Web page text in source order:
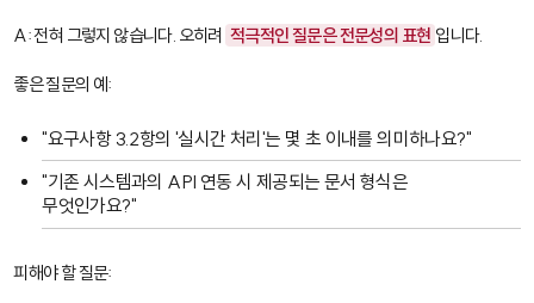
A: 전혀 그렇지 않습니다. 오히려 적극적인 질문은 전문성의 표현 입니다.
좋은 질문의 예:
"요구사항 3.2항의 '실시간 처리'는 몇 초 이내를 의미하나요?"
"기존 시스템과의 API 연동 시 제공되는 문서 형식은
무엇인가요?"
피해야 할 질문: